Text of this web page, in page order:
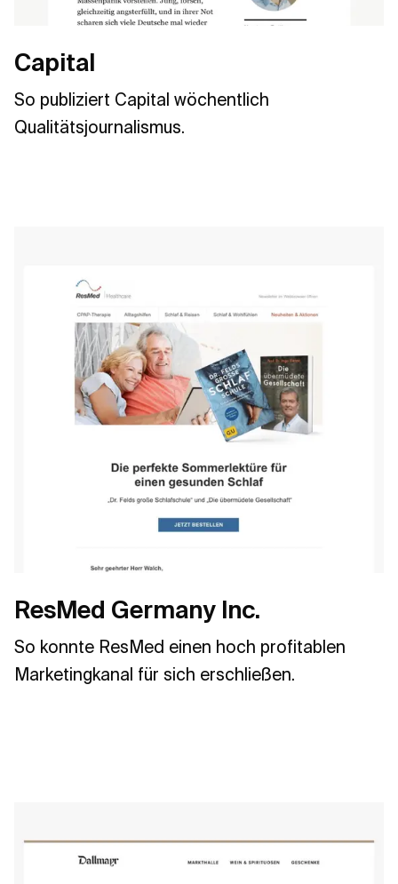
Capital
So publiziert Capital wöchentlich
Qualitätsjournalismus.
ResMed Germany Inc.
So konnte ResMed einen hoch profitablen
Marketingkanal für sich erschließen.